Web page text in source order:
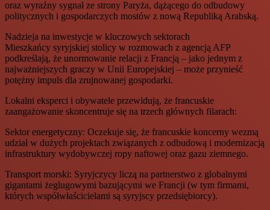
oraz wyraźny sygnał ze strony Paryża, dążącego do odbudowy
politycznych i gospodarczych mostów z nową Republiką Arabską.
Nadzieja na inwestycje w kluczowych sektorach
Mieszkańcy syryjskiej stolicy w rozmowach z agencją AFP
podkreślają, że unormowanie relacji z Francją – jako jednym z
najważniejszych graczy w Unii Europejskiej – może przynieść
potężny impuls dla zrujnowanej gospodarki.
Lokalni eksperci i obywatele przewidują, że francuskie
zaangażowanie skoncentruje się na trzech głównych filarach:
Sektor energetyczny: Oczekuje się, że francuskie koncerny wezmą
udział w dużych projektach związanych z odbudową i modernizacją
infrastruktury wydobywczej ropy naftowej oraz gazu ziemnego.
Transport morski: Syryjczycy liczą na partnerstwo z globalnymi
gigantami żeglugowymi bazującymi we Francji (w tym firmami,
których współwłaścicielami są syryjscy przedsiębiorcy).